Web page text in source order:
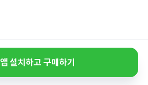
앱 설치하고 구매하기